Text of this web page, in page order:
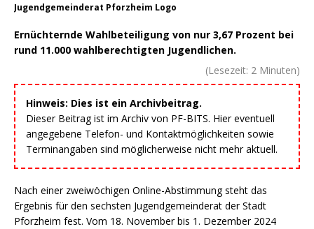
Jugendgemeinderat Pforzheim Logo
Ernüchternde Wahlbeteiligung von nur 3,67 Prozent bei
rund 11.000 wahlberechtigten Jugendlichen.
(Lesezeit: 2 Minuten)
Hinweis: Dies ist ein Archivbeitrag.
Dieser Beitrag ist im Archiv von PF-BITS. Hier eventuell
angegebene Telefon- und Kontaktmöglichkeiten sowie
Terminangaben sind möglicherweise nicht mehr aktuell.
Nach einer zweiwöchigen Online-Abstimmung steht das
Ergebnis für den sechsten Jugendgemeinderat der Stadt
Pforzheim fest. Vom 18. November bis 1. Dezember 2024